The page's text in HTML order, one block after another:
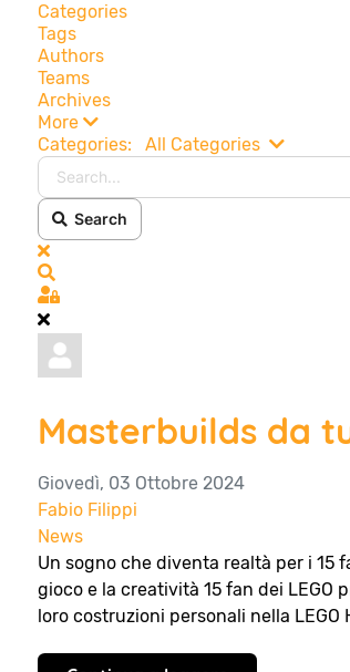
Categories
Tags
Authors
Teams
Archives
More
Categories:
All Categories Search...
Search
x
Sign In
Masterbuilds da
Giovedì, 03 Ottobre 2024
Fabio Filippi
News
Un sogno che diventa realtà per i 15
gioco e la creatività 15 fan dei LEGO
loro costruzioni personali nella LEGO